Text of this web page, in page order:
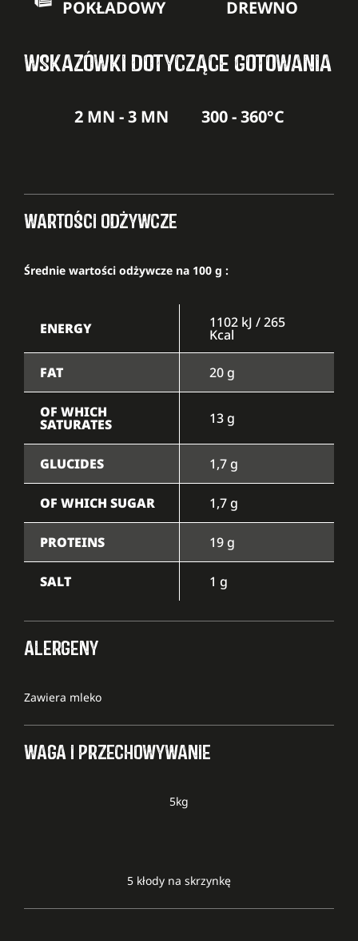
POKŁADOWY DREWNO
WSKAZÓWKI DOTYCZĄCE GOTOWANIA
2 MN - 3 MN 300 - 360°C
WARTOŚCI ODŻYWCZE
Średnie wartości odżywcze na 100 g :
ENERGY 1102 kJ / 265
Kcal
FAT 20 g
OF WHICH
SATURATES 13 g
GLUCIDES 1,7 g
OF WHICH SUGAR 1,7 g
PROTEINS 19 g
SALT 1 g
ALERGENY
Zawiera mleko
WAGA I PRZECHOWYWANIE
5kg
5 kłody na skrzynkę